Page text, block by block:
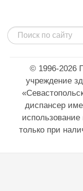
© 1996-2026
учреждение
диспансер
только при